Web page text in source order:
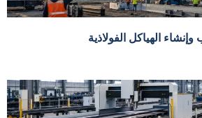
وإنشاء الهياكل الفولاذية